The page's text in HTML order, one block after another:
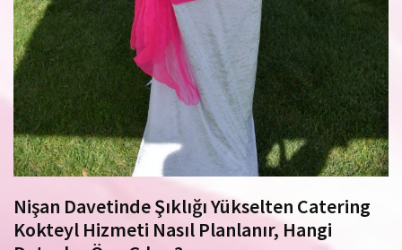
Nişan Davetinde Şıklığı Yükselten Catering
Kokteyl Hizmeti Nasıl Planlanır, Hangi